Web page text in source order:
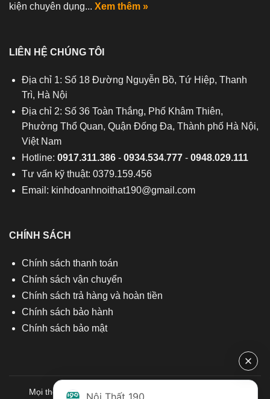
kiện chuyên dụng... Xem thêm »
LIÊN HỆ CHÚNG TÔI
Địa chỉ 1: Số 18 Đường Nguyễn Bồ, Tứ Hiệp, Thanh
Trì, Hà Nội
Địa chỉ 2: Số 36 Toàn Thắng, Phố Khâm Thiên,
Phường Thổ Quan, Quận Đống Đa, Thành phố Hà Nội,
Việt Nam
Hotline: 0917.311.386- 0934.534.777- 0948.029.111
Tư vấn kỹ thuật: 0379.159.456
Email: kinhdoanhnoithat190@gmail.com
CHÍNH SÁCH
Chính sách thanh toán
Chính sách vận chuyển
Chính sách trả hàng và hoàn tiền
Chính sách bảo hành
Chính sách bảo mật
Mọi thông tin quý khách hàng vui lòng liên hệ chúng tôi:
Nội Thất 190